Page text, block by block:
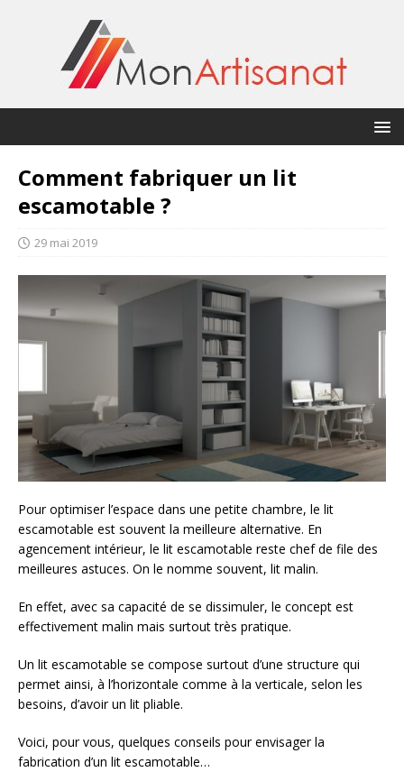
Comment fabriquer un lit
escamotable ?
29 mai 2019
Pour optimiser l’espace dans une petite chambre, le lit
escamotable est souvent la meilleure alternative. En
agencement intérieur, le lit escamotable reste chef de file des
meilleures astuces. On le nomme souvent, lit malin.
En effet, avec sa capacité de se dissimuler, le concept est
effectivement malin mais surtout très pratique.
Un lit escamotable se compose surtout d’une structure qui
permet ainsi, à l’horizontale comme à la verticale, selon les
besoins, d’avoir un lit pliable.
Voici, pour vous, quelques conseils pour envisager la
fabrication d’un lit escamotable…